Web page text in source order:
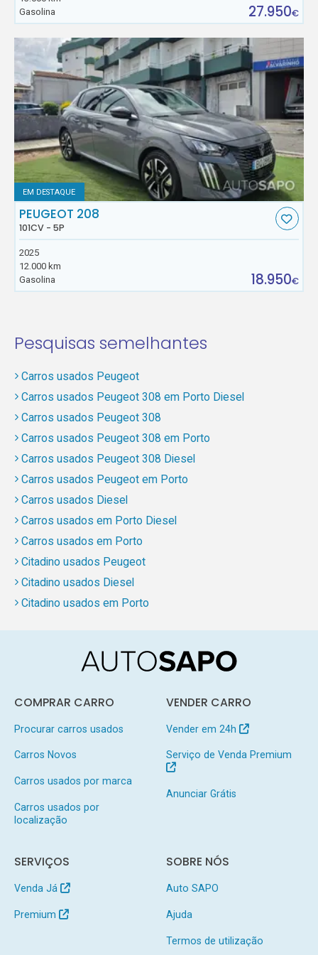
Gasolina
27.950€
EM DESTAQUE
PEUGEOT 208
101CV - 5P
2025
12.000 km
Gasolina
18.950€
Pesquisas semelhantes
Carros usados Peugeot
Carros usados Peugeot 308 em Porto Diesel
Carros usados Peugeot 308
Carros usados Peugeot 308 em Porto
Carros usados Peugeot 308 Diesel
Carros usados Peugeot em Porto
Carros usados Diesel
Carros usados em Porto Diesel
Carros usados em Porto
Citadino usados Peugeot
Citadino usados Diesel
Citadino usados em Porto
COMPRAR CARRO
Procurar carros usados
Carros Novos
Carros usados por marca
Carros usados por
localização
VENDER CARRO
Vender em 24h
Serviço de Venda Premium
Anunciar Grátis
SERVIÇOS
Venda Já
Premium
SOBRE NÓS
Auto SAPO
Ajuda
Termos de utilização